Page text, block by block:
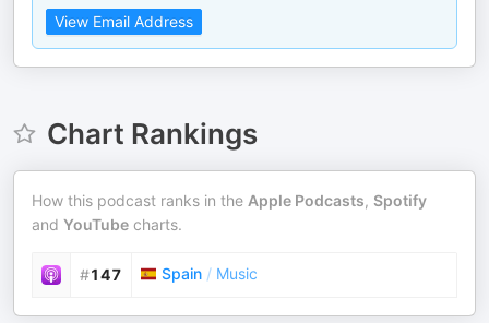
View Email Address
Chart Rankings
How this podcast ranks in the Apple Podcasts, Spotify
and YouTube charts.
#147 Spain / Music